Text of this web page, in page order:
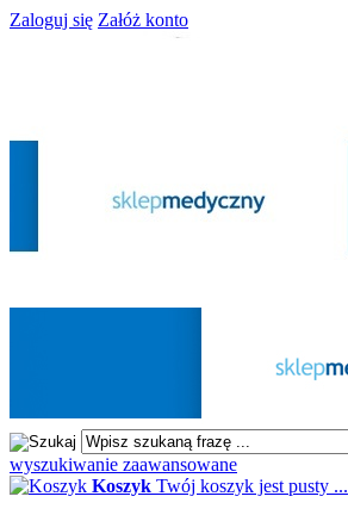
Zaloguj się Załóż konto
wyszukiwanie zaawansowane
Koszyk Twój koszyk jest pusty ...